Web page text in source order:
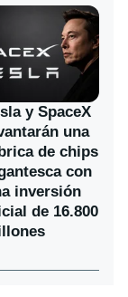
y SpaceX
una
de chips
con
inversión
de 16.800